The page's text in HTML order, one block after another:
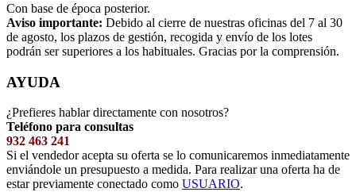
Con base de época posterior.
Aviso importante: Debido al cierre de nuestras oficinas del 7 al 30
de agosto, los plazos de gestión, recogida y envío de los lotes
podrán ser superiores a los habituales. Gracias por la comprensión.
AYUDA
¿Prefieres hablar directamente con nosotros?
Teléfono para consultas
932 463 241
Si el vendedor acepta su oferta se lo comunicaremos inmediatamente
enviándole un presupuesto a medida. Para realizar una oferta ha de
estar previamente conectado como USUARIO.